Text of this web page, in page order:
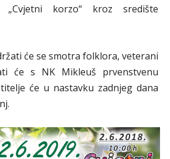
„Cvjetni korzo“ kroz središte
će se smotra folklora, veterani
će s NK Mikleuš prvenstvenu
će u nastavku zadnjeg dana